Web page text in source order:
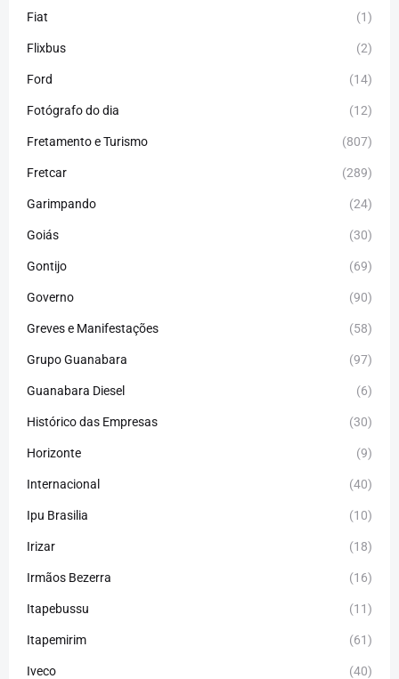
Fiat (1)
Flixbus (2)
Ford (14)
Fotógrafo do dia (12)
Fretamento e Turismo (807)
Fretcar (289)
Garimpando (24)
Goiás (30)
Gontijo (69)
Governo (90)
Greves e Manifestações (58)
Grupo Guanabara (97)
Guanabara Diesel (6)
Histórico das Empresas (30)
Horizonte (9)
Internacional (40)
Ipu Brasilia (10)
Irizar (18)
Irmãos Bezerra (16)
Itapebussu (11)
Itapemirim (61)
Iveco (40)